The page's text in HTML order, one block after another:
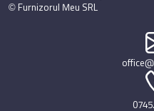
© Furnizorul Meu SRL